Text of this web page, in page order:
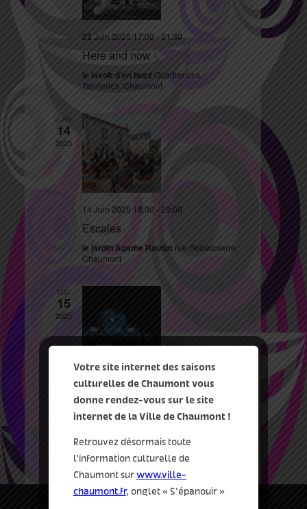
28 Juin 2025 17:00-21:30
Here and now
le lavoir d'en buezQuartier des
Tanneries, Chaumont
JUIN
14
2025
14 Juin 2025 18:30 -20:00
Escales
le jardin Agathe Roullot rue Robespierre,
Chaumont
MAI
15
2025
15 Mai 2025 19:00-20:00
Loops
le nouveau relax15 bis rue Lévy-
Votre site internet des saisons
culturelles de Chaumont vous
donne rendez-vous sur le site
internet de la Ville de Chaumont !
Retrouvez désormais toute
l’information culturelle de
Chaumont surwww.ville-
chaumont.fr, onglet « S’épanouir »